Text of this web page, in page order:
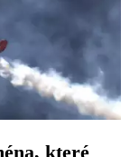
které